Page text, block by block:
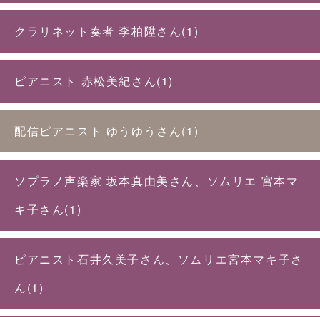
クラリネット奏者 李柏陞さん(1)
ピアニスト 赤松美紀さん(1)
配信ピアニスト ゆうゆうさん(1)
ソプラノ声楽家 坂本真由美さん、ソムリエ 宮本マ
キ子さん(1)
ピアニスト石井久美子さん、ソムリエ宮本マキ子さ
ん(1)